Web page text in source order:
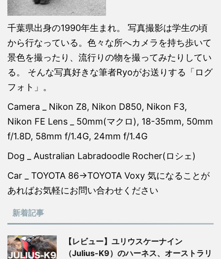
千葉県出身の1990年生まれ。 写真撮影は学生の頃
から行なっている。色々な所へカメラを持ち歩いて
景色を撮ったり、流行りの物を撮ってみたりしてい
る。 そんな写真好きな筆者Ryoがお送りする「ログ
フォト」。
Camera _ Nikon Z8, Nikon D850, Nikon F3,
Nikon FE Lens _ 50mm(マクロ), 18-35mm, 50mm
f/1.8D, 58mm f/1.4G, 24mm f/1.4G
Dog _ Australian Labradoodle Rocher(ロシェ)
Car _ TOYOTA 86→TOYOTA Voxy 気になることが
あればお気軽にお問い合わせください
新着記事
【レビュー】ユリウスケーナイン
（Julius-K9）のハーネス、オーストラリ